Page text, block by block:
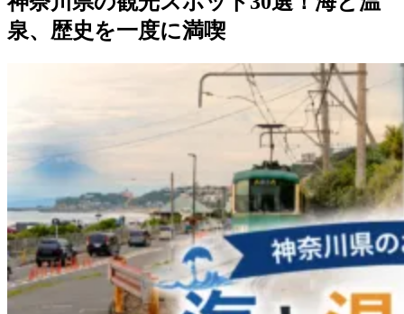
泉、歴史を一度に満喫